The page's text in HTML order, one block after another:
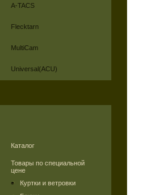
A-TACS
Flecktarn
MultiCam
Universal(ACU)
Каталог
Товары по специальной
цене
Куртки и ветровки